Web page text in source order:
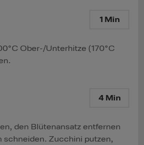
1 Min
Ober-/Unterhitze (170°C
4 Min
den Blütenansatz entfernen
schneiden. Zucchini putzen,